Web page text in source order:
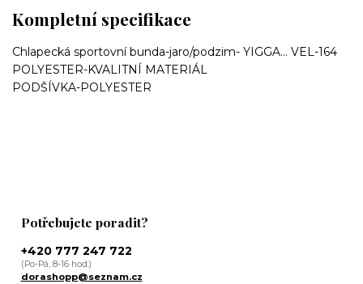
Kompletní specifikace
Chlapecká sportovní bunda-jaro/podzim- YIGGA... VEL-164
POLYESTER-KVALITNÍ MATERIÁL
PODŠÍVKA-POLYESTER
Potřebujete poradit?
+420 777 247 722
(Po-Pá, 8-16 hod.)
dorashopp@seznam.cz